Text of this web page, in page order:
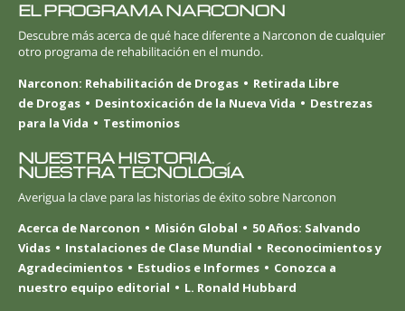
EL PROGRAMA NARCONON
Descubre más acerca de qué hace diferente a Narconon de cualquier
otro programa de rehabilitación en el mundo.
Narconon: Rehabilitación de Drogas
Retirada Libre
de Drogas
Desintoxicación de la Nueva Vida
Destrezas
para la Vida
Testimonios
NUESTRA HISTORIA.
NUESTRA TECNOLOGÍA
Averigua la clave para las historias de éxito sobre Narconon
Acerca de Narconon
Misión Global
50 Años: Salvando
Vidas
Instalaciones de Clase Mundial
Reconocimientos y
Agradecimientos
Estudios e Informes
Conozca a
nuestro equipo editorial
L. Ronald Hubbard